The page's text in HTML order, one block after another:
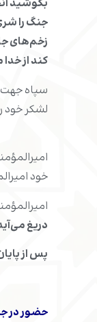
بکوشید
جنگ را
زخم‌های
کند از
سپاه جهت
لشکر خود
خود
دریغ
پس از
حضور در